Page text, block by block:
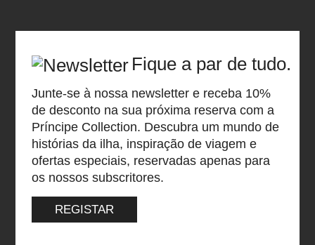
Fique a par de tudo.
Junte-se à nossa newsletter e receba 10%
de desconto na sua próxima reserva com a
Príncipe Collection. Descubra um mundo de
histórias da ilha, inspiração de viagem e
ofertas especiais, reservadas apenas para
os nossos subscritores.
REGISTAR